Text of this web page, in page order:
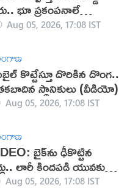
భూ ప్రకంపనాలే
Aug 05, 2026, 17:08 IST
కొట్టేస్తూ దొరికిన దొంగ..
స్థానికులు (వీడియో)
Aug 05, 2026, 17:08 IST
బైక్‌ను ఢీకొట్టిన
లారీ కిందపడి యువకుడు
Aug 05, 2026, 17:08 IST